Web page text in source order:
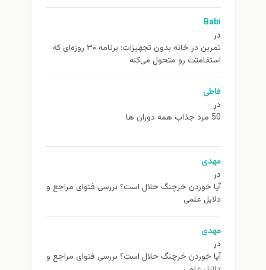
Babi
در
تمرین در خانه بدون تجهیزات: برنامه ۳۰ روزه‌ای که
استقامتت رو متحول می‌کنه
فاطی
در
50 مرد جذاب همه دوران ها
مهدی
در
آیا خوردن خرچنگ حلال است؟ بررسی فتوای مراجع و
دلایل علمی
مهدی
در
آیا خوردن خرچنگ حلال است؟ بررسی فتوای مراجع و